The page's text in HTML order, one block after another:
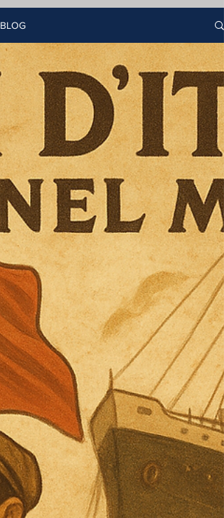
BLOG